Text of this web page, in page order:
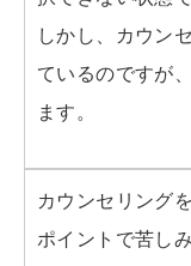
しかし、カウン
ているのですが
ます。
カウンセリング
ポイントで苦し